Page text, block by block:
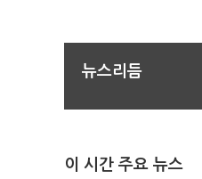
뉴스리듬
이 시간 주요 뉴스